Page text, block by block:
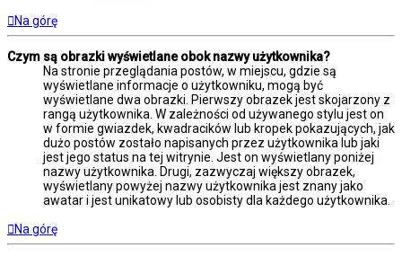
Na górę
Czym są obrazki wyświetlane obok nazwy użytkownika?
Na stronie przeglądania postów, w miejscu, gdzie są
wyświetlane informacje o użytkowniku, mogą być
wyświetlane dwa obrazki. Pierwszy obrazek jest skojarzony z
rangą użytkownika. W zależności od używanego stylu jest on
w formie gwiazdek, kwadracików lub kropek pokazujących, jak
dużo postów zostało napisanych przez użytkownika lub jaki
jest jego status na tej witrynie. Jest on wyświetlany poniżej
nazwy użytkownika. Drugi, zazwyczaj większy obrazek,
wyświetlany powyżej nazwy użytkownika jest znany jako
awatar i jest unikatowy lub osobisty dla każdego użytkownika.
Na górę